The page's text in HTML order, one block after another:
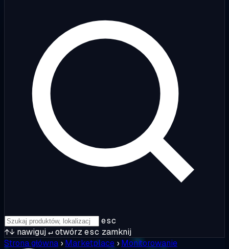
esc
↑↓ nawiguj↵otwórz esc zamknij
Strona główna › Marketplace › Monitorowanie